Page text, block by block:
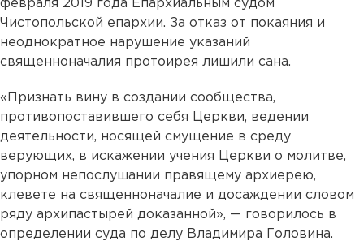
февраля 2019 года Епархиальным судом
Чистопольской епархии. За отказ от покаяния и
неоднократное нарушение указаний
священноначалия протоирея лишили сана.
«Признать вину в создании сообщества,
противопоставившего себя Церкви, ведении
деятельности, носящей смущение в среду
верующих, в искажении учения Церкви о молитве,
упорном непослушании правящему архиерею,
клевете на священноначалие и досаждении словом
ряду архипастырей доказанной», — говорилось в
определении суда по делу Владимира Головина.